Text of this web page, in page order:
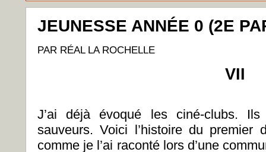
JEUNESSE ANNÉE 0 (2E
PAR RÉAL LA ROCHELLE
VII
J’ai déjà évoqué les ciné-clubs.
sauveurs. Voici l’histoire du premier
comme je l’ai raconté lors d’une